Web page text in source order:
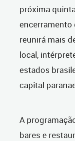
próxima
encerramento
reunirá mais
local,
estados
capital
A
bares e